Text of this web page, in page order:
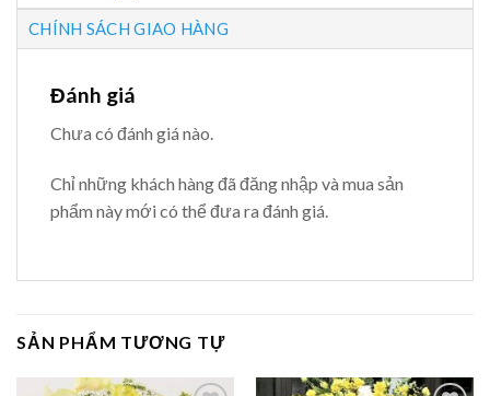
CHÍNH SÁCH GIAO HÀNG
Đánh giá
Chưa có đánh giá nào.
Chỉ những khách hàng đã đăng nhập và mua sản
phẩm này mới có thể đưa ra đánh giá.
SẢN PHẨM TƯƠNG TỰ